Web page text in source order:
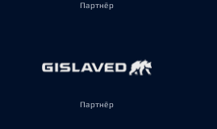
Партнёр
Партнёр